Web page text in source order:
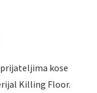
prijateljima kose
Killing Floor.